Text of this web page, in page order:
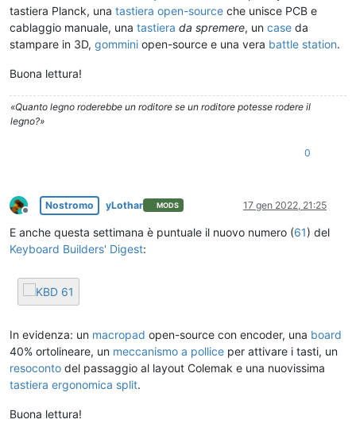
tastiera Planck, una tastiera open-source che unisce PCB e
cablaggio manuale, una tastiera da spremere, un case da
stampare in 3D, gommini open-source e una vera battle station.
Buona lettura!
«Quanto legno roderebbe un roditore se un roditore potesse rodere il
legno?»
0
Non in linea
Nostromo yLothar MODS 17 gen 2022, 21:25
E anche questa settimana è puntuale il nuovo numero (61) del
Keyboard Builders' Digest:
In evidenza: un macropad open-source con encoder, una board
40% ortolineare, un meccanismo a pollice per attivare i tasti, un
resoconto del passaggio al layout Colemak e una nuovissima
tastiera ergonomica split.
Buona lettura!